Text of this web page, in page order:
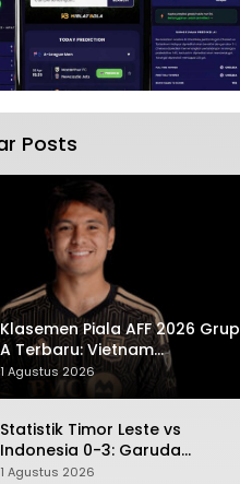
Posts
Klasemen Piala AFF 2026 Grup
A Terbaru: Vietnam
Memimpin, Indonesia Turun ke
Posisi Tiga
1 Agustus 2026
Statistik Timor Leste vs
Indonesia 0-3: Garuda
Menang Besar Setelah
1 Agustus 2026